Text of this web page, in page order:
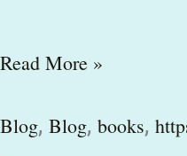
Read More »
Blog, Blog, books,